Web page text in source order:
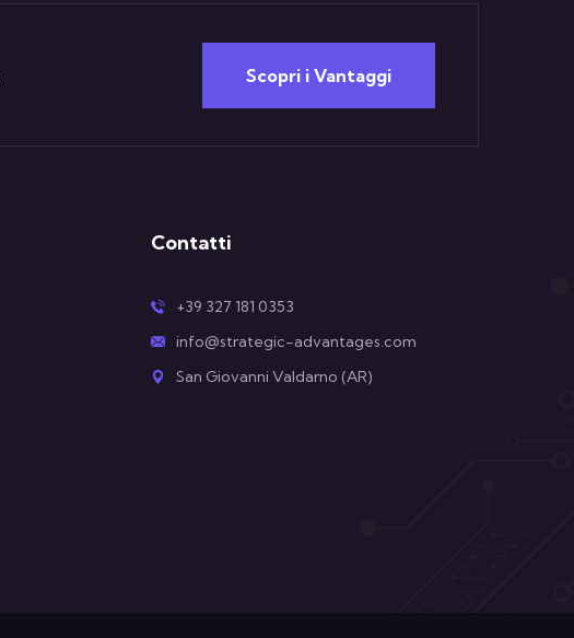
Scopri i Vantaggi
Contatti
+39 327 181 0353
info@strategic-advantages.com
San Giovanni Valdarno (AR)